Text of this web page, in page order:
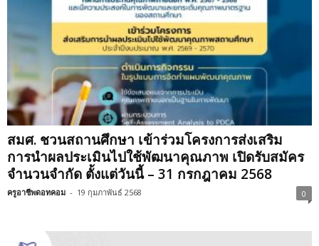
สมศ. ชวนสถานศึกษา เข้าร่วมโครงการส่งเสริม
การนำผลประเมินไปใช้พัฒนาคุณภาพ เปิดรับสมัคร
จำนวนจำกัด ตั้งแต่วันนี้ – 31 กรกฎาคม 2568
ครูอาชีพดอทคอม - 19 กุมภาพันธ์ 2568 0